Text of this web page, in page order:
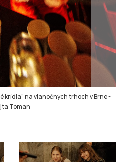
krídla“ na vianočných trhoch v Brne-
Toman